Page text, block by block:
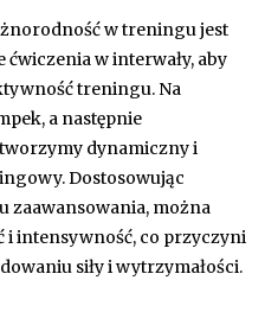
w treningu jest
ćwiczenia w interwały, aby
treningu. Na
a następnie
dynamiczny i
Dostosowując
zaawansowania, można
i intensywność, co przyczyni
siły i wytrzymałości.